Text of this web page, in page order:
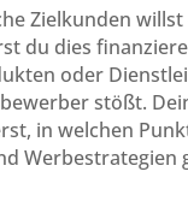
Zielkunden
du dies
oder
stößt.
in welchen
Werbestrategien